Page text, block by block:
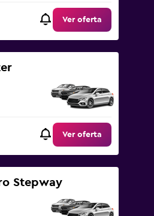
Ver oferta
Ver oferta
Stepway